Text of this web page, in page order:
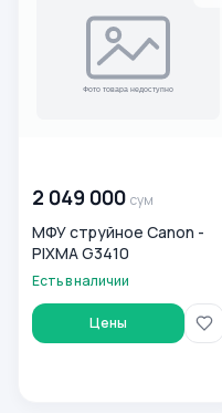
2 049 000 сум
МФУ струйное Canon -
PIXMA G3410
Есть в наличии
Цены